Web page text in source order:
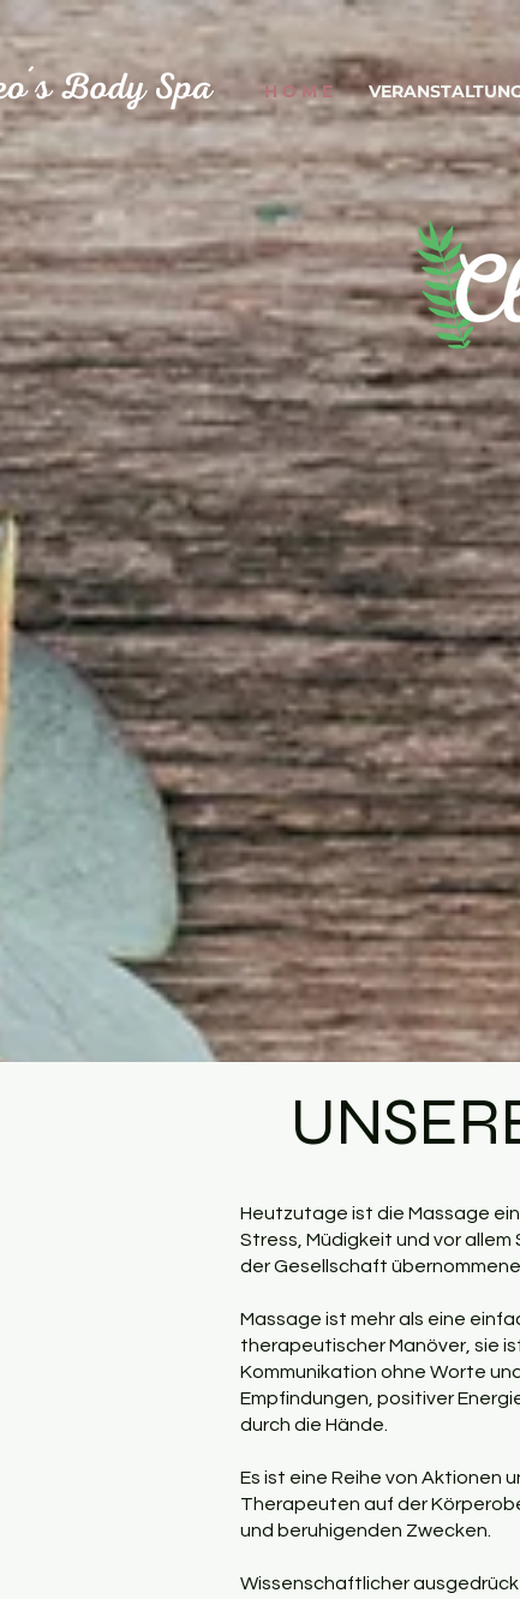
H O M E
Heutzutage ist die Massage
Stress, Müdigkeit und vor
der Gesellschaft
Massage ist mehr als eine
therapeutischer Manöver, sie
Kommunikation ohne Worte
Empfindungen, positiver
durch die Hände.
Es ist eine Reihe von Aktionen
Therapeuten auf der
und beruhigenden Zwecken.
Wissenschaftlicher